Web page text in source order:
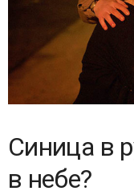
Синица в
в небе?